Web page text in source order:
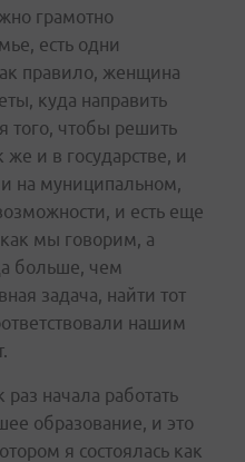
грамотно
есть одни
правило, женщина
куда направить
того, чтобы решить
и в государстве, и
на муниципальном,
и есть еще
мы говорим, а
больше, чем
задача, найти тот
нашим
начала работать
образование, и это
я состоялась как